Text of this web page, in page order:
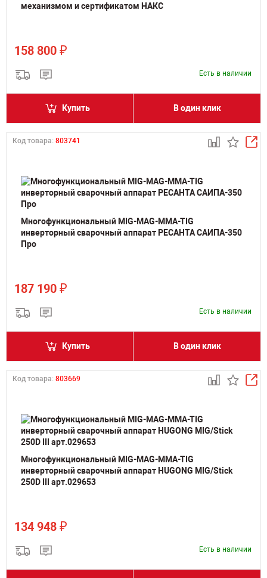
механизмом и сертификатом НАКС
158 800 ₽
Есть в наличии
Купить В один клик
Код товара: 803741
Многофункциональный MIG-MAG-MMA-TIG
инверторный сварочный аппарат РЕСАНТА САИПА-350
Про
187 190 ₽
Есть в наличии
Купить В один клик
Код товара: 803669
Многофункциональный MIG-MAG-MMA-TIG
инверторный сварочный аппарат HUGONG MIG/Stick
250D III арт.029653
134 948 ₽
Есть в наличии